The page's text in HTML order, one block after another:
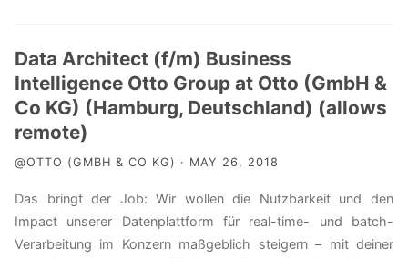
Data Architect (f/m) Business
Intelligence Otto Group at Otto (GmbH &
Co KG) (Hamburg, Deutschland) (allows
remote)
@OTTO (GMBH & CO KG) · MAY 26, 2018
Das bringt der Job: Wir wollen die Nutzbarkeit und den
Impact unserer Datenplattform für real-time- und batch-
Verarbeitung im Konzern maßgeblich steigern – mit deiner